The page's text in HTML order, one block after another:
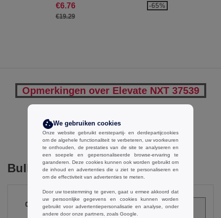
€6.76
€19.29
-65%
Opmerkingen over Elevate NXT 37539
Een opmerking toevoegen
Bulk Orders
0
ARTIKELEN
0.00
We gebruiken cookies
Onze website gebruikt eerstepartij- en derdepartijcookies
om de algehele functionaliteit te verbeteren, uw voorkeuren
te onthouden, de prestaties van de site te analyseren en
een soepele en gepersonaliseerde browse-ervaring te
garanderen. Deze cookies kunnen ook worden gebruikt om
de inhoud en advertenties die u ziet te personaliseren en
om de effectiviteit van advertenties te meten.
Door uw toestemming te geven, gaat u ermee akkoord dat
uw persoonlijke gegevens en cookies kunnen worden
gebruikt voor advertentiepersonalisatie en analyse, onder
andere door onze partners, zoals Google.